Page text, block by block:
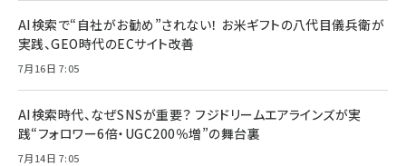
AI検索で“自社がお勧め”されない！ お米ギフトの八代目儀兵衛が
実践、GEO時代のECサイト改善
7月16日 7:05
AI検索時代、なぜSNSが重要？ フジドリームエアラインズが実
践“フォロワー6倍・UGC200％増”の舞台裏
7月14日 7:05